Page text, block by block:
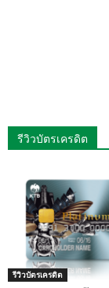
รีวิวบัตรเครดิต
รีวิวบัตรเครดิต